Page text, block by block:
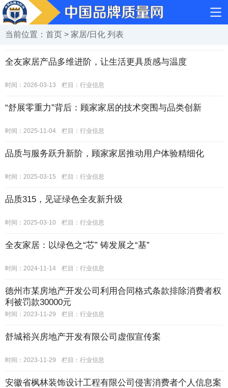
当前位置： 首页 > 家居/日化 列表
全友家居产品多维进阶，让生活更具质感与温度
时间：2026-03-13 栏目： 行业信息
“舒展零重力”背后：顾家家居的技术突围与品类创新
时间：2025-11-04 栏目： 行业信息
品质与服务跃升新阶，顾家家居推动用户体验精细化
时间：2025-03-15 栏目： 行业信息
品质315，见证绿色全友新升级
时间：2025-03-10 栏目： 行业信息
全友家居：以绿色之“芯” 铸发展之“基”
时间：2024-11-14 栏目： 行业信息
德州市某房地产开发公司利用合同格式条款排除消费者权
利被罚款30000元
时间：2023-11-29 栏目： 行业信息
舒城裕兴房地产开发有限公司虚假宣传案
时间：2023-11-29 栏目： 行业信息
安徽省枫林装饰设计工程有限公司侵害消费者个人信息案